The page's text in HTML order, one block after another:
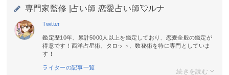
専門家監修 | 占い師 恋愛占い師💘ルナ
Twitter
鑑定歴10年、累計5000人以上を鑑定しており、恋愛全般の鑑定が
得意です！西洋占星術、タロット、数秘術を特に専門としていま
す！
ライターの記事一覧